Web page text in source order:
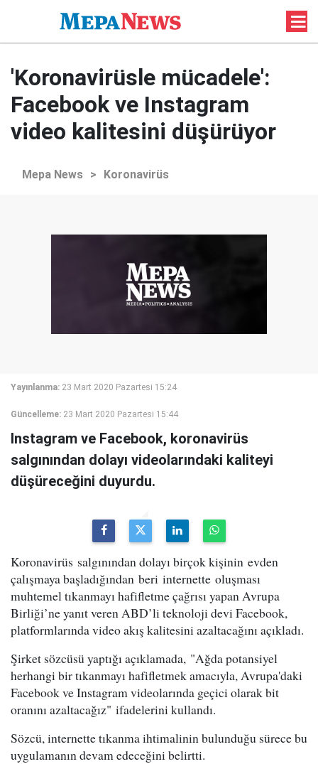
'Koronavirüsle mücadele':
Facebook ve Instagram
video kalitesini düşürüyor
Mepa News > Koronavirüs
Yayınlanma: 23 Mart 2020 Pazartesi 15:24
Güncelleme: 23 Mart 2020 Pazartesi 15:44
Instagram ve Facebook, koronavirüs
salgınından dolayı videolarındaki kaliteyi
düşüreceğini duyurdu.
Koronavirüs salgınından dolayı birçok kişinin evden
çalışmaya başladığından beri internette oluşması
muhtemel tıkanmayı hafifletme çağrısı yapan Avrupa
Birliği’ne yanıt veren ABD’li teknoloji devi Facebook,
platformlarında video akış kalitesini azaltacağını açıkladı.
Şirket sözcüsü yaptığı açıklamada, "Ağda potansiyel
herhangi bir tıkanmayı hafifletmek amacıyla, Avrupa'daki
Facebook ve Instagram videolarında geçici olarak bit
oranını azaltacağız" ifadelerini kullandı.
Sözcü, internette tıkanma ihtimalinin bulunduğu sürece bu
uygulamanın devam edeceğini belirtti.